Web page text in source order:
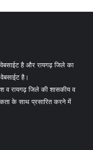
है और रायगढ़ जिले का
है।
रायगढ़ जिले की शासकीय व
के साथ प्रसारित करने में